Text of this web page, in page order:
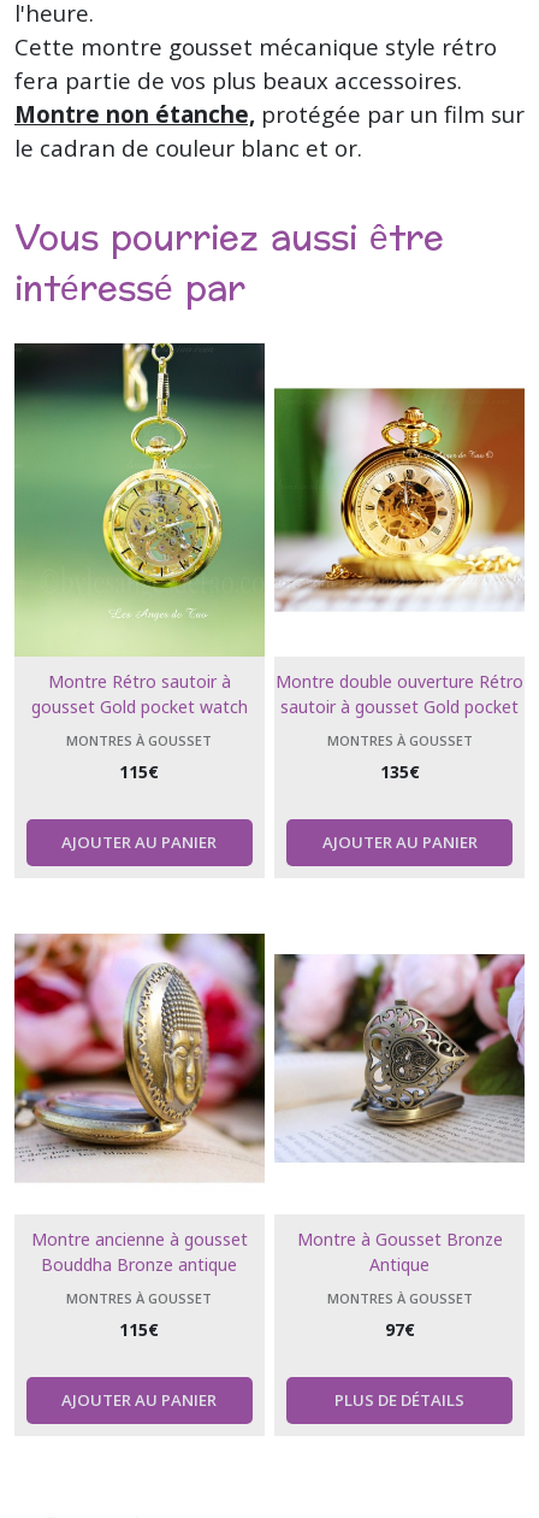
l'heure.
Cette montre gousset mécanique style rétro
fera partie de vos plus beaux accessoires.
Montre non étanche, protégée par un film sur
le cadran de couleur blanc et or.
Vous pourriez aussi être
intéressé par
Montre Rétro sautoir à
gousset Gold pocket watch
MONTRES À GOUSSET
115€
AJOUTER AU PANIER
Montre double ouverture Rétro
sautoir à gousset Gold pocket
watch
MONTRES À GOUSSET
135€
AJOUTER AU PANIER
Montre ancienne à gousset
Bouddha Bronze antique
MONTRES À GOUSSET
115€
AJOUTER AU PANIER
Montre à Gousset Bronze
Antique
MONTRES À GOUSSET
97€
PLUS DE DÉTAILS